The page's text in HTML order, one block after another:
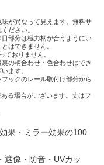
が異なって見えます。無料サ
ださい。
部分は極力柄が合うようにい
はできません。
ておりません。
の柄合わせ・色合わせはでき
ます。
ックのレール取付け部分から
る場合がございます。丈はフ
果・ミラー効果の100
遮像・防音・UVカッ